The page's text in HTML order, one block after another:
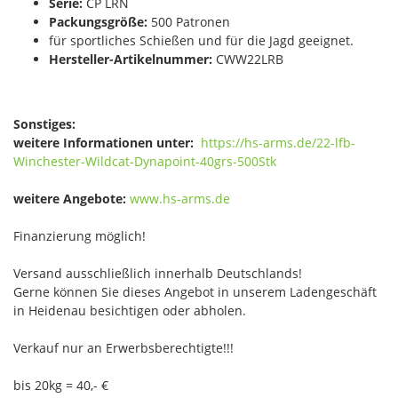
Packungsgröße: 500 Patronen
für sportliches Schießen und für die Jagd geeignet.
Hersteller-Artikelnummer: CWW22LRB
Sonstiges:
weitere Informationen unter: https://hs-arms.de/22-lfb-
Winchester-Wildcat-Dynapoint-40grs-500Stk
weitere Angebote: www.hs-arms.de
Finanzierung möglich!
Versand ausschließlich innerhalb Deutschlands!
Gerne können Sie dieses Angebot in unserem Ladengeschäft
in Heidenau besichtigen oder abholen.
Verkauf nur an Erwerbsberechtigte!!!
bis 20kg = 40,- €